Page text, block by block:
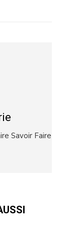
Savoir Faire